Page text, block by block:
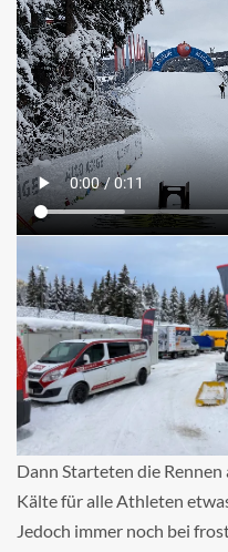
Dann Starteten die
Kälte für alle Athleten
Jedoch immer noch bei